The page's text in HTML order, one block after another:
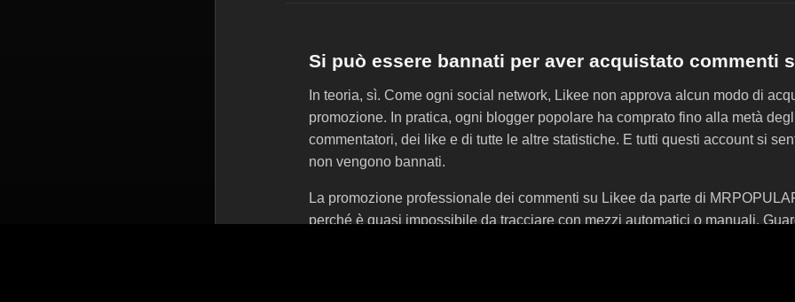
Si può essere bannati per aver acquistato commenti
In teoria, sì. Come ogni social network, Likee non approva alcun modo di
promozione. In pratica, ogni blogger popolare ha comprato fino alla metà
commentatori, dei like e di tutte le altre statistiche. E tutti questi account si
non vengono bannati.
La promozione professionale dei commenti su Likee da parte di
perché è quasi impossibile da tracciare con mezzi automatici o manuali.